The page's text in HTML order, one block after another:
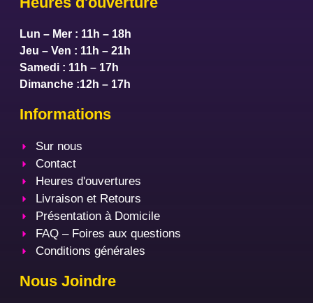
Lun – Mer : 11h – 18h
Jeu – Ven : 11h – 21h
Samedi : 11h – 17h
Dimanche :12h – 17h
Informations
Sur nous
Contact
Heures d'ouvertures
Livraison et Retours
Présentation à Domicile
FAQ – Foires aux questions
Conditions générales
Nous Joindre